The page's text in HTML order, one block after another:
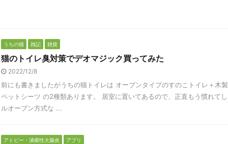
うちの猫 雑記 雑貨
猫のトイレ臭対策でデオマジック買ってみた
2022/12/8
前にも書きましたがうちの猫トイレは オープンタイプのすのこトイレ＋木
ペットシーツ の2種類あります。 居室に置いてあるので、正直もう慣れて
ルオープン方式な ...
アトピー・潰瘍性大腸炎 アプリ